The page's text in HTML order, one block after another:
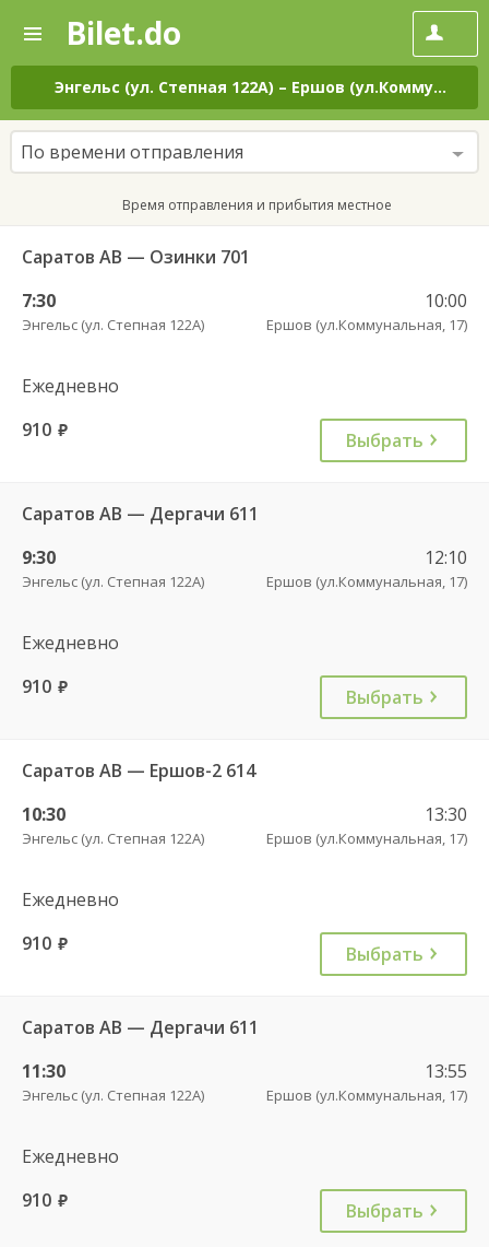
—
Поиск
и
покупка
билетов
на
автобус
онлайн
Bilet.do
Энгельс (ул. Степная 122А) – Ершов (ул.Коммунальная, 17)
По времени отправления
Время отправления и прибытия местное
Саратов АВ — Озинки 701
7:30
Энгельс (ул. Степная 122А)
10:00
Ершов (ул.Коммунальная, 17)
Ежедневно
910 руб. Выбрать
Саратов АВ — Дергачи 611
9:30
Энгельс (ул. Степная 122А)
12:10
Ершов (ул.Коммунальная, 17)
Ежедневно
910 руб. Выбрать
Саратов АВ — Ершов-2 614
10:30
Энгельс (ул. Степная 122А)
13:30
Ершов (ул.Коммунальная, 17)
Ежедневно
910 руб. Выбрать
Саратов АВ — Дергачи 611
11:30
Энгельс (ул. Степная 122А)
13:55
Ершов (ул.Коммунальная, 17)
Ежедневно
910 руб. Выбрать